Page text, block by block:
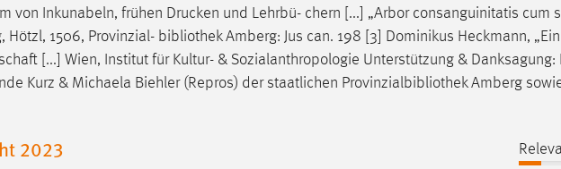
von Inkunabeln, frühen Drucken und Lehrbü- chern [...] „Arbor consanguinitatis cum
Hötzl, 1506, Provinzial- bibliothekAmberg: Jus can. 198 [3] Dominikus Heckmann,
[...] Wien, Institut für Kultur- & Sozialanthropologie Unterstützung & Danksagung:
Kurz & Michaela Biehler (Repros) der staatlichen Provinzialbibliothek Amberg
2023
chat-frame-
=
= 3
= 1 Jahr